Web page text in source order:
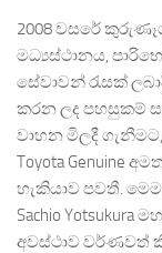
2008 වසරේ
මධ්‍යස්ථානය,
සේවාවන් රැසක්
කරන ලද පහසුකම්
වාහන මිලදී
Toyota Genuine
හැකියාව පවතී. මෙම
Sachio
අවස්ථාව වර්ණවත්